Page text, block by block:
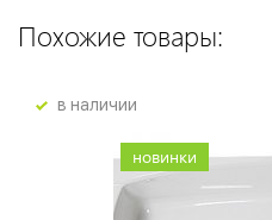
Похожие товары:
в наличии
новинки